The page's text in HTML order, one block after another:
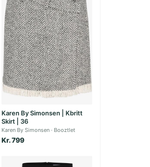
Karen By Simonsen | Kbritt
Skirt | 36
Karen By Simonsen Booztlet
Kr. 799